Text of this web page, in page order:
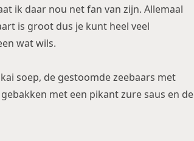
ik daar nou net fan van zijn. Allemaal
is groot dus je kunt heel veel
wat wils.
soep, de gestoomde zeebaars met
met een pikant zure saus en de